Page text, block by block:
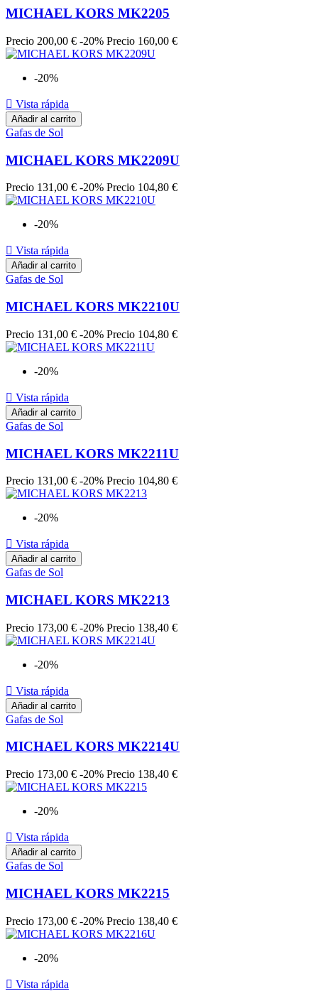
MICHAEL KORS MK2205
Precio 200,00 € -20% Precio 160,00 €
-20%
 Vista rápida
Añadir al carrito
Gafas de Sol
MICHAEL KORS MK2209U
Precio 131,00 € -20% Precio 104,80 €
-20%
 Vista rápida
Añadir al carrito
Gafas de Sol
MICHAEL KORS MK2210U
Precio 131,00 € -20% Precio 104,80 €
-20%
 Vista rápida
Añadir al carrito
Gafas de Sol
MICHAEL KORS MK2211U
Precio 131,00 € -20% Precio 104,80 €
-20%
 Vista rápida
Añadir al carrito
Gafas de Sol
MICHAEL KORS MK2213
Precio 173,00 € -20% Precio 138,40 €
-20%
 Vista rápida
Añadir al carrito
Gafas de Sol
MICHAEL KORS MK2214U
Precio 173,00 € -20% Precio 138,40 €
-20%
 Vista rápida
Añadir al carrito
Gafas de Sol
MICHAEL KORS MK2215
Precio 173,00 € -20% Precio 138,40 €
-20%
 Vista rápida